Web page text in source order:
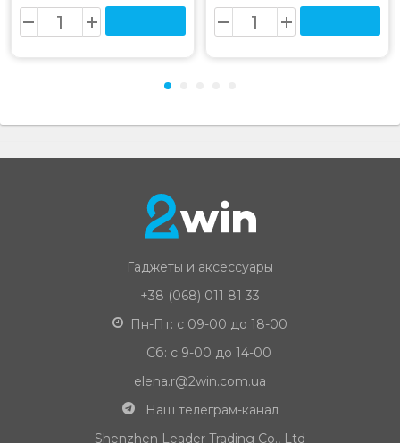
Гаджеты и аксессуары
+38 (068) 011 81 33
Пн-Пт: с 09-00 до 18-00
Сб: с 9-00 до 14-00
elena.r@2win.com.ua
Наш телеграм-канал
Shenzhen Leader Trading Co., Ltd